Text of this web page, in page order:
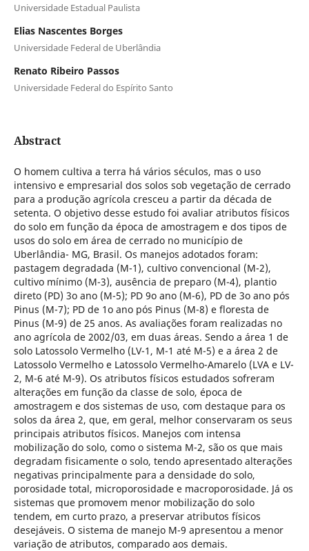
Universidade Estadual Paulista
Elias Nascentes Borges
Universidade Federal de Uberlândia
Renato Ribeiro Passos
Universidade Federal do Espírito Santo
Abstract
O homem cultiva a terra há vários séculos, mas o uso
intensivo e empresarial dos solos sob vegetação de cerrado
para a produção agrícola cresceu a partir da década de
setenta. O objetivo desse estudo foi avaliar atributos físicos
do solo em função da época de amostragem e dos tipos de
usos do solo em área de cerrado no município de
Uberlândia- MG, Brasil. Os manejos adotados foram:
pastagem degradada (M-1), cultivo convencional (M-2),
cultivo mínimo (M-3), ausência de preparo (M-4), plantio
direto (PD) 3o ano (M-5); PD 9o ano (M-6), PD de 3o ano pós
Pinus (M-7); PD de 1o ano pós Pinus (M-8) e floresta de
Pinus (M-9) de 25 anos. As avaliações foram realizadas no
ano agrícola de 2002/03, em duas áreas. Sendo a área 1 de
solo Latossolo Vermelho (LV-1, M-1 até M-5) e a área 2 de
Latossolo Vermelho e Latossolo Vermelho-Amarelo (LVA e LV-
2, M-6 até M-9). Os atributos físicos estudados sofreram
alterações em função da classe de solo, época de
amostragem e dos sistemas de uso, com destaque para os
solos da área 2, que, em geral, melhor conservaram os seus
principais atributos físicos. Manejos com intensa
mobilização do solo, como o sistema M-2, são os que mais
degradam fisicamente o solo, tendo apresentado alterações
negativas principalmente para a densidade do solo,
porosidade total, microporosidade e macroporosidade. Já os
sistemas que promovem menor mobilização do solo
tendem, em curto prazo, a preservar atributos físicos
desejáveis. O sistema de manejo M-9 apresentou a menor
variação de atributos, comparado aos demais.